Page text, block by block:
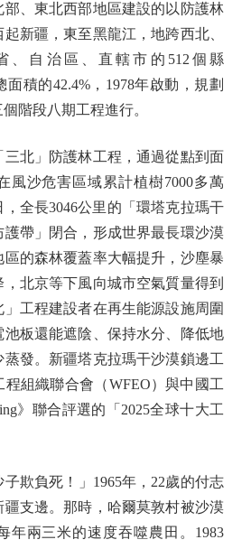
、東北西部地區建設的以防護林
新疆，東至黑龍江，地跨西北、
、自治區、直轄市的512個縣
面積的42.4%，1978年啟動，規劃
階段八期工程進行。
北」防護林工程，通過從點到面
風沙危害區域累計植樹7000多萬
，全長3046公里的「環塔克拉瑪干
帶」閉合，形成世界最長環沙漠
的森林覆蓋率大幅提升，沙塵暴
北京等下風向城市空氣質量得到
工程建設者在再生能源設施周圍
板還能遮陰、保持水分、降低地
發。新疆塔克拉瑪干沙漠鎖邊工
組織聯合會（WFEO）與中國工
》聯合評選的「2025全球十大工
負死！」1965年，22歲的付志
疆支邊。那時，哈爾莫敦村被沙漠
年兩三米的速度吞噬農田。1983